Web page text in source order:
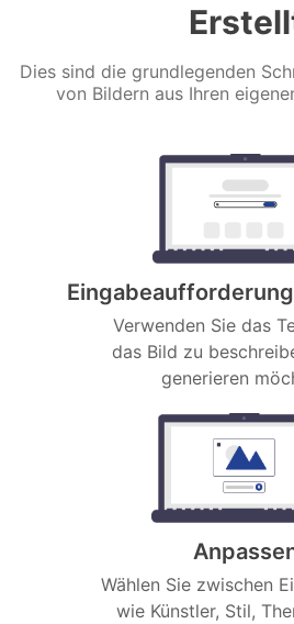
Dies sind die grundlegenden
von Bildern aus Ihren
Verwenden Sie das
das Bild zu
generieren
Wählen Sie zwischen
wie Künstler, Stil,